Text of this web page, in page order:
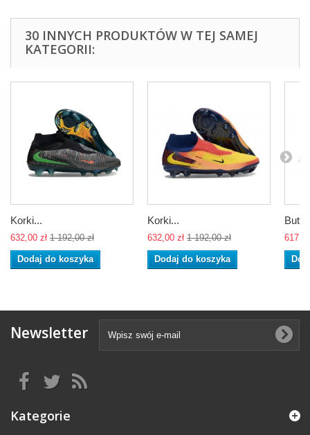
30 INNYCH PRODUKTÓW W TEJ SAMEJ
KATEGORII:
Korki...
632,00 zł 1 192,00 zł
Dodaj do koszyka
Korki...
632,00 zł 1 192,00 zł
Dodaj do koszyka
Buty
Newsletter
Kategorie